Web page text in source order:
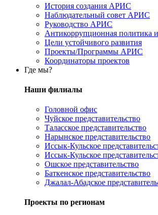
История создания АРИС
Наблюдательный совет АРИС
Руководство АРИС
Антикоррупционная политика
Цели устойчивого развития
Проекты/Программы АРИС
Координаторы проектов
Где мы?
Наши филиалы
Головной офис
Чуйское представительство
Таласское представительство
Нарынское представительство
Иссык-Кульское
Иссык-Кульское
Ошское представительство
Баткенское представительство
Джалал-Абадское
Проекты по регионам